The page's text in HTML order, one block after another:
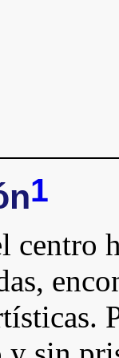
1
centro